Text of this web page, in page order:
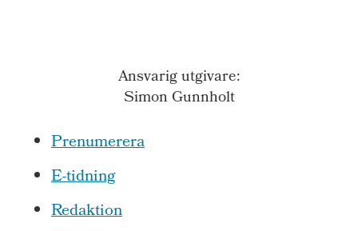
Ansvarig utgivare:
Simon Gunnholt
Prenumerera
E-tidning
Redaktion